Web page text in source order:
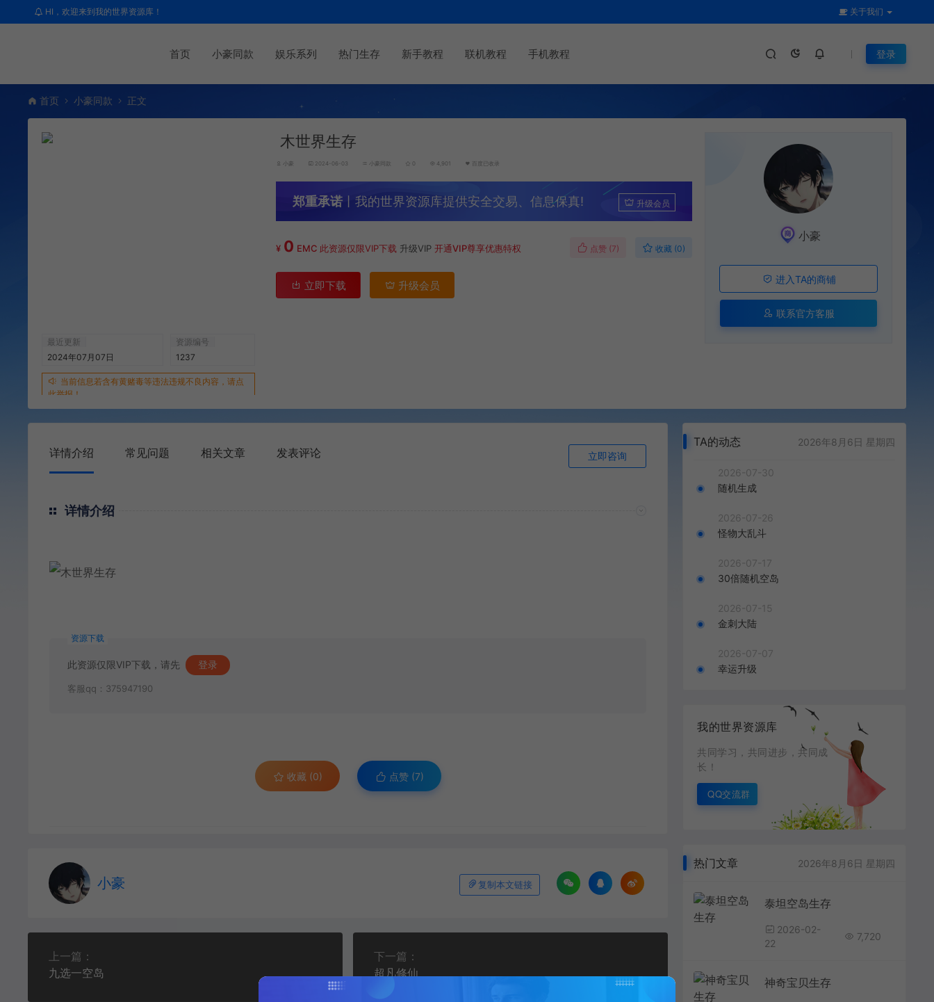
HI，欢迎来到我的世界资源库！ 关于我们
首页 小豪同款 娱乐系列 热门生存 新手教程 联机教程 手机教程 登录
首页 小豪同款 正文
最近更新
2024年07月07日
资源编号
1237
当前信息若含有黄赌毒等违法违规不良内容，请点
此举报！
木世界生存
小豪 2024-06-03 小豪同款 0 4,901 百度已收录
郑重承诺 丨我的世界资源库提供安全交易、信息保真! 升级会员
¥ 0 EMC 此资源仅限VIP下载 升级VIP 开通VIP尊享优惠特权 点赞 (7) 收藏 (0)
立即下载 升级会员
小豪
进入TA的商铺
联系官方客服
详情介绍 常见问题 相关文章 发表评论 立即咨询
详情介绍
资源下载
此资源仅限VIP下载，请先 登录
客服qq：375947190
收藏 (0) 点赞 (7)
小豪 复制本文链接
上一篇：
九选一空岛
下一篇：
超凡修仙
TA的动态 2026年8月6日 星期四
2026-07-30
随机生成
2026-07-26
怪物大乱斗
2026-07-17
30倍随机空岛
2026-07-15
金刺大陆
2026-07-07
幸运升级
我的世界资源库
共同学习，共同进步，共同成
长！
QQ交流群
热门文章 2026年8月6日 星期四
泰坦空岛生存
2026-02-
22
7,720
神奇宝贝生存